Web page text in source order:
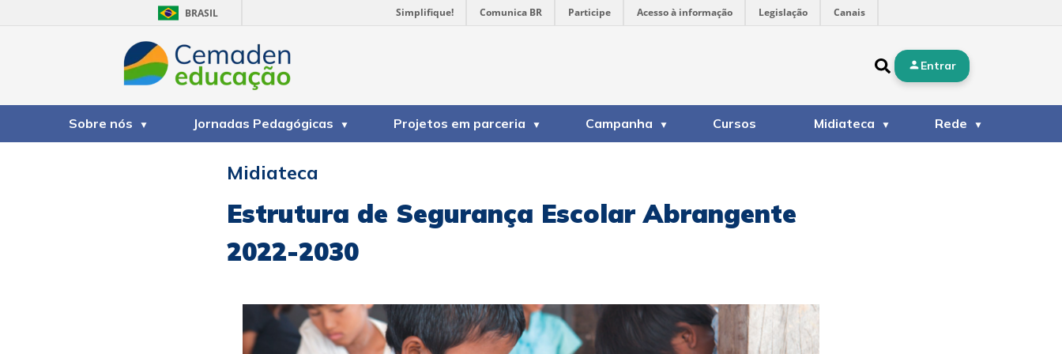
BRASIL Simplifique! Comunica BR Participe Acesso à informação Legislação Canais
Entrar
Sobre nós Jornadas Pedagógicas Projetos em parceria Campanha Cursos Midiateca Rede
Midiateca
Estrutura de Segurança Escolar Abrangente
2022-2030